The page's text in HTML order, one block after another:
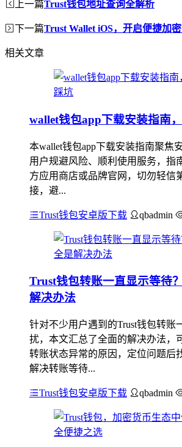
上一篇Trust钱包地址查询全解析
下一篇Trust Wallet iOS，开启便捷加
相关文章
wallet钱包app下载安装指南
本wallet钱包app下载安装指南聚焦
用户规避风险、顺利使用服务，指
方应用商店或品牌官网，切勿轻信
接，避...
Trust钱包安卓版下载 qbadmin
Trust钱包转账一直显示等待
解决办法
针对不少用户遇到的Trust钱包转账
扰，本文汇总了全面的解决办法，
转账状态异常的原因，定位问题后
解决转账等待...
Trust钱包安卓版下载 qbadmin